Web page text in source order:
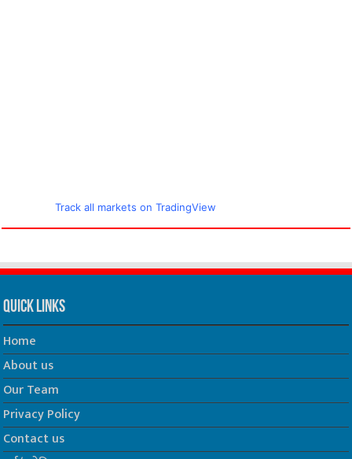
Track all markets on TradingView
Quick Links
Home
About us
Our Team
Privacy Policy
Contact us